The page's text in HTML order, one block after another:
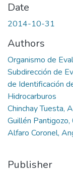
Date
2014-10-31
Authors
Organismo de
Subdirección de
de Identificación
Hidrocarburos
Chinchay Tuesta,
Guillén
Alfaro Coronel,
Publisher